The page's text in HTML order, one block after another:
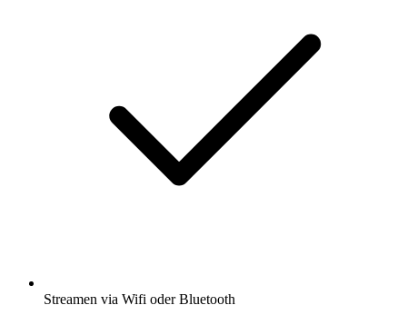
Streamen via Wifi oder Bluetooth